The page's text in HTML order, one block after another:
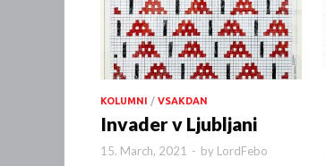
KOLUMNI / VSAKDAN
Invader v Ljubljani
15. March, 2021 - by LordFebo